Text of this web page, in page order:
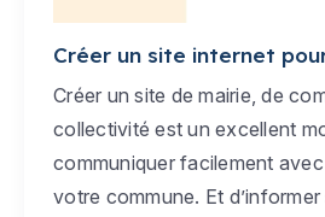
Créer un site internet
Créer un site de mairie, de
collectivité est un excellent
communiquer facilement
votre commune. Et